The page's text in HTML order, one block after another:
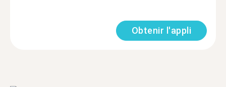
Obtenir l'appli